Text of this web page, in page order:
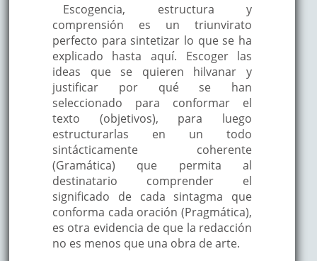
Escogencia, estructura y
comprensión es un triunvirato
perfecto para sintetizar lo que se ha
explicado hasta aquí. Escoger las
ideas que se quieren hilvanar y
justificar por qué se han
seleccionado para conformar el
texto (objetivos), para luego
estructurarlas en un todo
sintácticamente coherente
(Gramática) que permita al
destinatario comprender el
significado de cada sintagma que
conforma cada oración (Pragmática),
es otra evidencia de que la redacción
no es menos que una obra de arte.